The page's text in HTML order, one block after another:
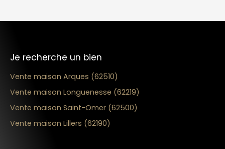
Je recherche un bien
Vente maison Arques (62510)
Vente maison Longuenesse (62219)
Vente maison Saint-Omer (62500)
Vente maison Lillers (62190)